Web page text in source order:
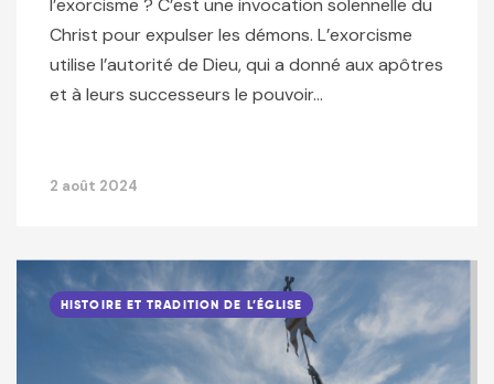
l’exorcisme ? C’est une invocation solennelle du
Christ pour expulser les démons. L’exorcisme
utilise l’autorité de Dieu, qui a donné aux apôtres
et à leurs successeurs le pouvoir…
2 août 2024
HISTOIRE ET TRADITION DE L’ÉGLISE